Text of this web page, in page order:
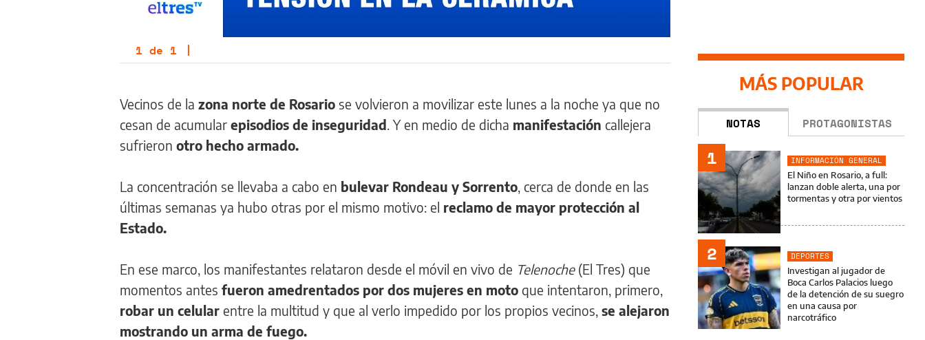
1 de 1 |
Vecinos de la zona norte de Rosario se volvieron a movilizar este lunes a la noche ya que no
cesan de acumular episodios de inseguridad . Y en medio de dicha manifestación callejera
sufrieron otro hecho armado.
La concentración se llevaba a cabo en bulevar Rondeau y Sorrento , cerca de donde en las
últimas semanas ya hubo otras por el mismo motivo: el reclamo de mayor protección al
Estado.
En ese marco, los manifestantes relataron desde el móvil en vivo de Telenoche (El Tres) que
momentos antes fueron amedrentados por dos mujeres en moto que intentaron, primero,
robar un celular entre la multitud y que al verlo impedido por los propios vecinos, se alejaron
mostrando un arma de fuego.
MÁS POPULAR
NOTAS PROTAGONISTAS
1
INFORMACIÓN GENERAL
El Niño en Rosario, a full:
lanzan doble alerta, una por
tormentas y otra por vientos
2
DEPORTES
Investigan al jugador de
Boca Carlos Palacios luego
de la detención de su suegro
en una causa por
narcotráfico